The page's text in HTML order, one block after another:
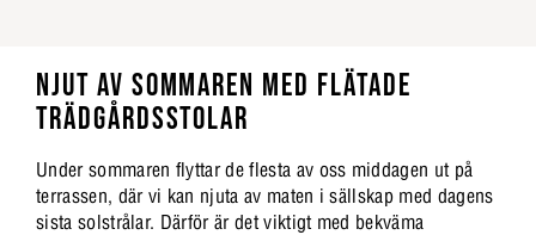
NJUT AV SOMMAREN MED FLÄTADE
TRÄDGÅRDSSTOLAR
Under sommaren flyttar de flesta av oss middagen ut på
terrassen, där vi kan njuta av maten i sällskap med dagens
sista solstrålar. Därför är det viktigt med bekväma